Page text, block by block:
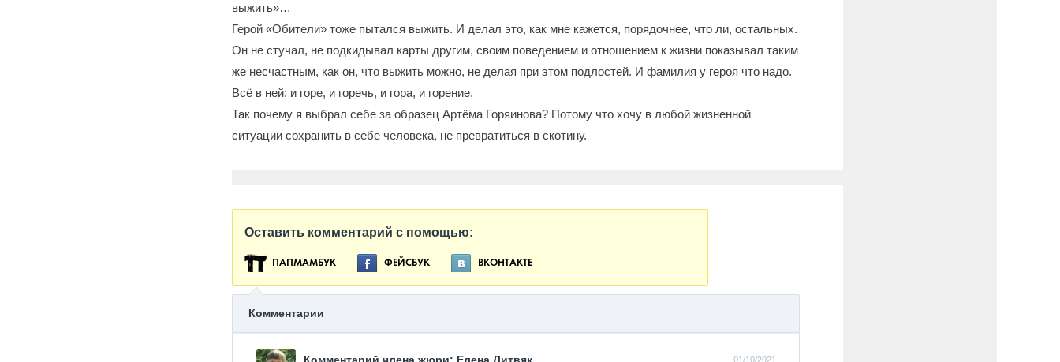
выжить»…
Герой «Обители» тоже пытался выжить. И делал это, как мне кажется, порядочнее, что ли, остальных.
Он не стучал, не подкидывал карты другим, своим поведением и отношением к жизни показывал таким
же несчастным, как он, что выжить можно, не делая при этом подлостей. И фамилия у героя что надо.
Всё в ней: и горе, и горечь, и гора, и горение.
Так почему я выбрал себе за образец Артёма Горяинова? Потому что хочу в любой жизненной
ситуации сохранить в себе человека, не превратиться в скотину.
Оставить комментарий с помощью:
ПАПМАМБУК ФЕЙСБУК ВКОНТАКТЕ
Комментарии
01/10/2021